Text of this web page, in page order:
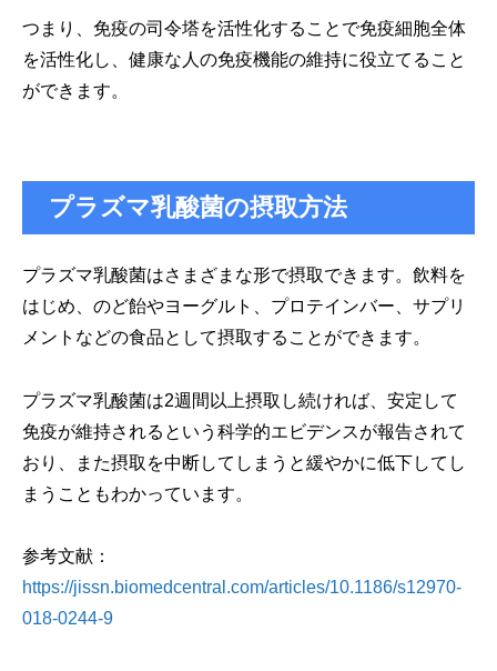
つまり、免疫の司令塔を活性化することで免疫細胞全体
を活性化し、健康な人の免疫機能の維持に役立てること
ができます。
プラズマ乳酸菌の摂取方法
プラズマ乳酸菌はさまざまな形で摂取できます。飲料を
はじめ、のど飴やヨーグルト、プロテインバー、サプリ
メントなどの食品として摂取することができます。
プラズマ乳酸菌は2週間以上摂取し続ければ、安定して
免疫が維持されるという科学的エビデンスが報告されて
おり、また摂取を中断してしまうと緩やかに低下してし
まうこともわかっています。
参考文献：
https://jissn.biomedcentral.com/articles/10.1186/s12970-
018-0244-9